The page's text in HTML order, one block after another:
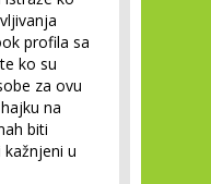
profila sa
ko su
za ovu
na
biti
u